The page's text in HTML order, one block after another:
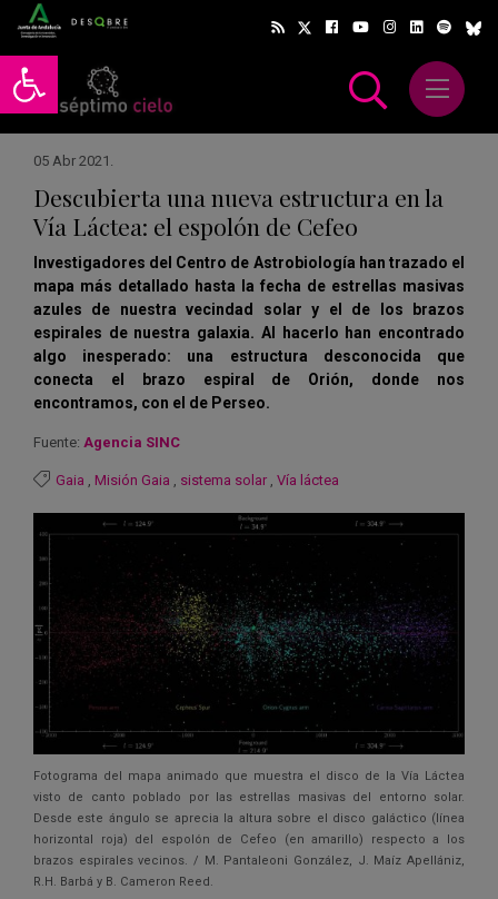
Abrir barra de herramientas
Abrir
05 Abr 2021 .
Descubierta una nueva estructura en la
Vía Láctea: el espolón de Cefeo
Investigadores del Centro de Astrobiología han trazado el
mapa más detallado hasta la fecha de estrellas masivas
azules de nuestra vecindad solar y el de los brazos
espirales de nuestra galaxia. Al hacerlo han encontrado
algo inesperado: una estructura desconocida que
conecta el brazo espiral de Orión, donde nos
encontramos, con el de Perseo.
Fuente: Agencia SINC
Gaia , Misión Gaia , sistema solar , Vía láctea
Fotograma del mapa animado que muestra el disco de la Vía Láctea
visto de canto poblado por las estrellas masivas del entorno solar.
Desde este ángulo se aprecia la altura sobre el disco galáctico (línea
horizontal roja) del espolón de Cefeo (en amarillo) respecto a los
brazos espirales vecinos. / M. Pantaleoni González, J. Maíz Apellániz,
R.H. Barbá y B. Cameron Reed.